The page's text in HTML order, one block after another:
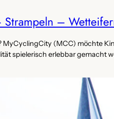
–
MyCyclingCity (MCC) möchte
spielerisch erlebbar gemacht